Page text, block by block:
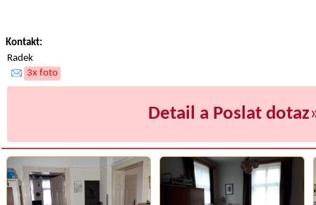
Kontakt:
Radek
3x foto
Detail a Poslat dotaz